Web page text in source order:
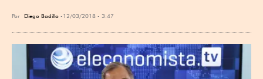
Por Diego Badillo 12/03/2018 - 3:47